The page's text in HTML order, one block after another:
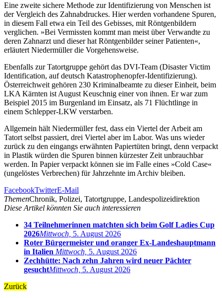
Eine zweite sichere Methode zur Identifizierung von Menschen ist
der Vergleich des Zahnabdruckes. Hier werden vorhandene Spuren,
in diesem Fall etwa ein Teil des Gebisses, mit Röntgenbildern
verglichen. »Bei Vermissten kommt man meist über Verwandte zu
deren Zahnarzt und dieser hat Röntgenbilder seiner Patienten«,
erläutert Niedermüller die Vorgehensweise.
Ebenfalls zur Tatortgruppe gehört das DVI-Team (Disaster Victim
Identification, auf deutsch Katastrophenopfer-Identifizierung).
Österreichweit gehören 230 Kriminalbeamte zu dieser Einheit, beim
LKA Kärnten ist August Keuschnig einer von ihnen. Er war zum
Beispiel 2015 im Burgenland im Einsatz, als 71 Flüchtlinge in
einem Schlepper-LKW verstarben.
Allgemein hält Niedermüller fest, dass ein Viertel der Arbeit am
Tatort selbst passiert, drei Viertel aber im Labor. Was uns wieder
zurück zu den eingangs erwähnten Papiertüten bringt, denn verpackt
in Plastik würden die Spuren binnen kürzester Zeit unbrauchbar
werden. In Papier verpackt können sie im Falle eines »Cold Case«
(ungelöstes Verbrechen) für Jahrzehnte im Archiv bleiben.
FacebookTwitterE-Mail
ThemenChronik, Polizei, Tatortgruppe, Landespolizeidirektion
Diese Artikel könnten Sie auch interessieren
34 Teilnehmerinnen matchten sich beim Golf Ladies Cup
2026Mittwoch, 5. August 2026
Roter Bürgermeister und oranger Ex-Landeshauptmann
in Italien Mittwoch, 5. August 2026
Zechhütte: Nach zehn Jahren wird neuer Pächter
gesuchtMittwoch, 5. August 2026
Zurück